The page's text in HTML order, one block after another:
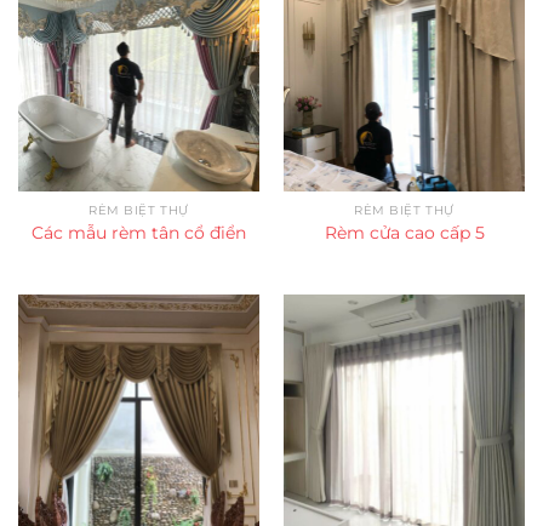
RÈM BIỆT THỰ
Các mẫu rèm tân cổ điển
RÈM BIỆT THỰ
Rèm cửa cao cấp 5